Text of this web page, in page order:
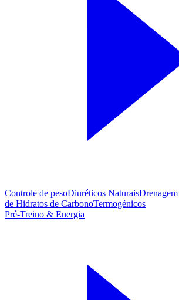
Controle de pesoDiuréticos Naturais
de Hidratos de CarbonoTermogénicos
Pré-Treino & Energia